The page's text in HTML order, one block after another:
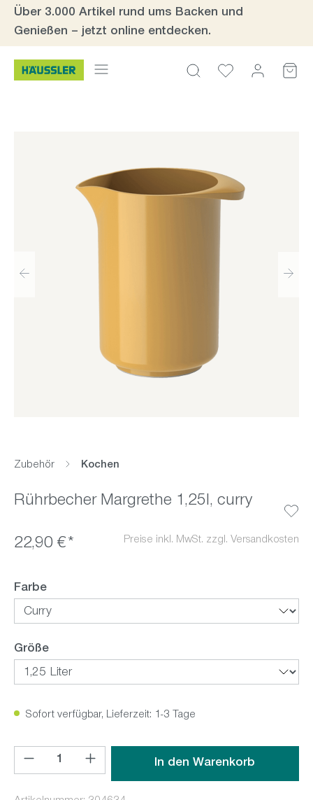
Zum Hauptinhalt springen
Über 3.000 Artikel rund ums Backen und
Genießen – jetzt online entdecken.
Zubehör Kochen
Rührbecher Margrethe 1,25l, curry
22,90 €* Preise inkl. MwSt. zzgl. Versandkosten
Farbeauswählen
Größeauswählen
Sofort verfügbar, Lieferzeit: 1-3 Tage
Produkt Anzahl: Gib den gewünschten Wert ein oder
In den Warenkorb